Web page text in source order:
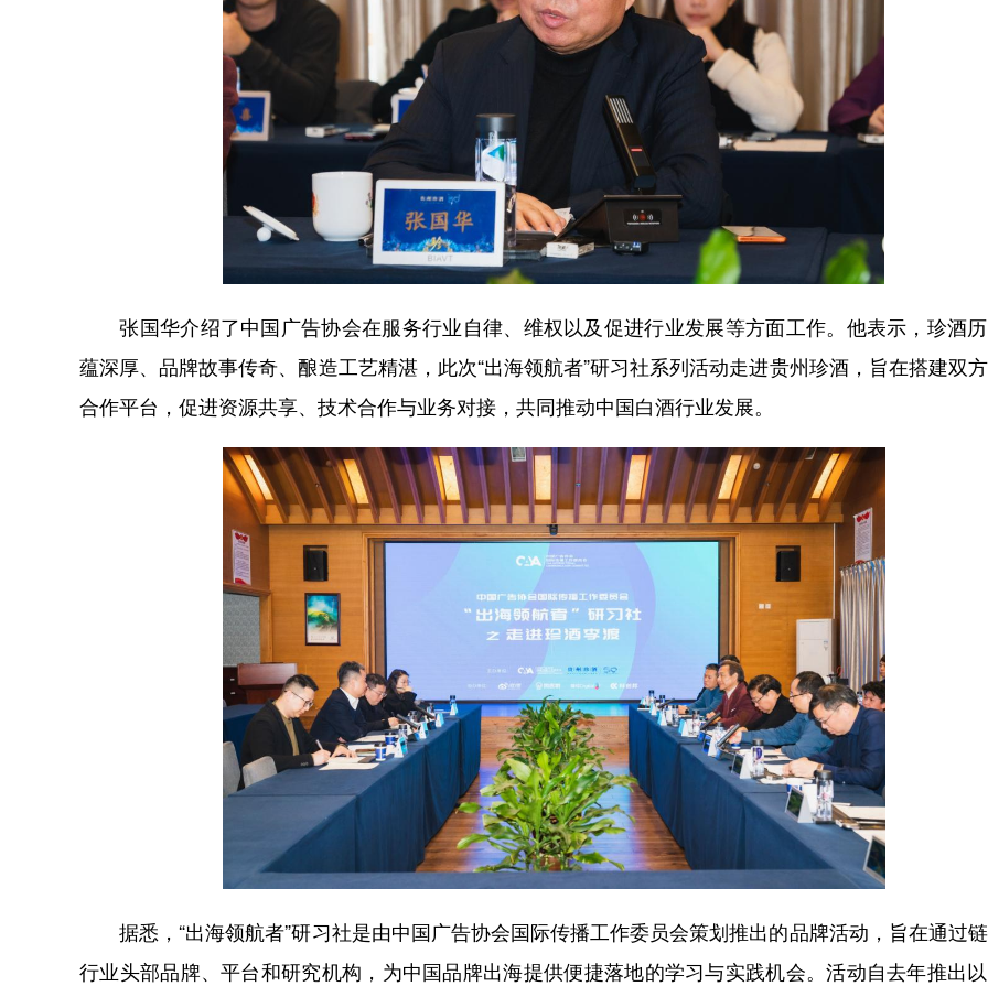
张国华介绍了中国广告协会在服务行业自律、维权以及促进行业发展等方面工作。他表示，珍酒
蕴深厚、品牌故事传奇、酿造工艺精湛，此次“出海领航者”研习社系列活动走进贵州珍酒，旨在搭建双
合作平台，促进资源共享、技术合作与业务对接，共同推动中国白酒行业发展。
据悉，“出海领航者”研习社是由中国广告协会国际传播工作委员会策划推出的品牌活动，旨在通过
行业头部品牌、平台和研究机构，为中国品牌出海提供便捷落地的学习与实践机会。活动自去年推出以